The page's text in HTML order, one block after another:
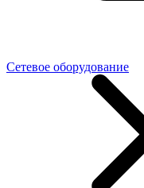
Сетевое оборудование